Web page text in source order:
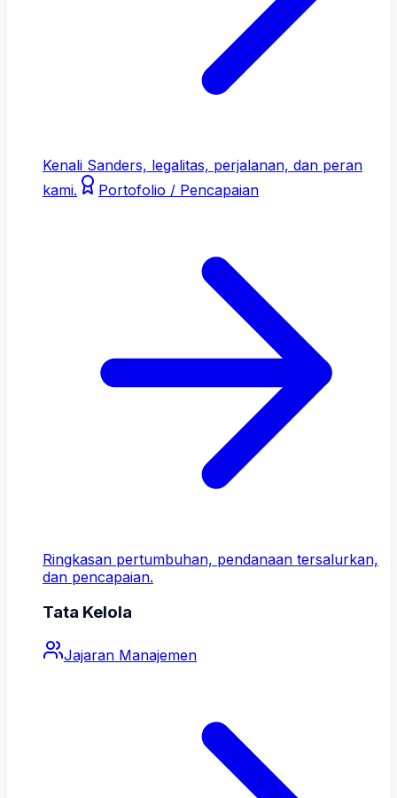
Kenali Sanders, legalitas, perjalanan, dan peran
kami.
Portofolio / Pencapaian
Ringkasan pertumbuhan, pendanaan tersalurkan,
dan pencapaian.
Tata Kelola
Jajaran Manajemen